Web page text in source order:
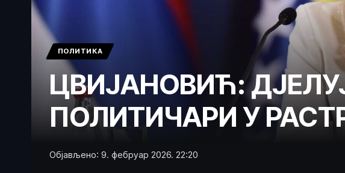
ПОЛИТИКА
ЦВИЈАНОВИЋ:
ПОЛИТИЧАРИ У
Објављено: 9. фебруар 2026. 22:20